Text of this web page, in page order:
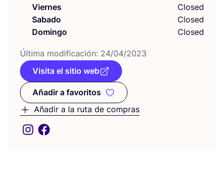
Viernes
Closed
Sabado
Closed
Domingo
Closed
Últi­ma modi­fi­ca­ción: 24/04/2023
Visita el sitio web
Añadir a favoritos
Añadir a favoritos
Añadir a la ruta de compras